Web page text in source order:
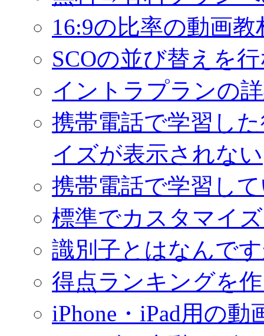
16:9の比率の動画
SCOの並び替えを
イントラプランの
携帯電話で学習し
イズが表示されない
携帯電話で学習し
標準でカスタマイ
識別子とはなんで
得点ランキングを
iPhone・iPad用の